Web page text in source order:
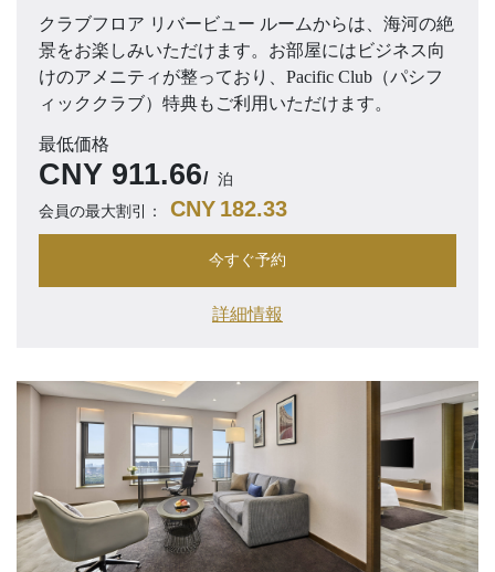
クラブフロア リバービュー ルームからは、海河の絶
景をお楽しみいただけます。お部屋にはビジネス向
けのアメニティが整っており、Pacific Club（パシフ
ィッククラブ）特典もご利用いただけます。
最低価格
CNY 911.66
泊
会員の最大割引：
CNY 182.33
今すぐ予約
詳細情報